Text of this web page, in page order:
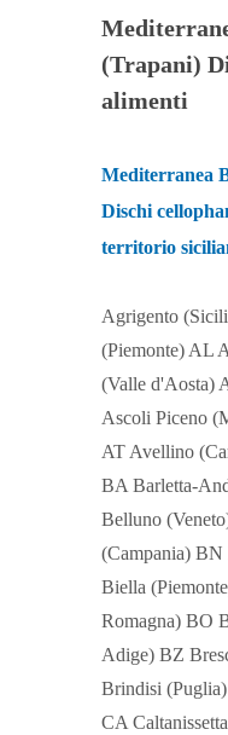
(Trapani)
alimenti
Mediterranea
Dischi
territorio
Agrigento
(Piemonte) AL
(Valle d'Aosta)
Ascoli Piceno
AT Avellino
BA Barletta-
Belluno
(Campania)
Biella
Romagna) BO
Adige) BZ
Brindisi
CA